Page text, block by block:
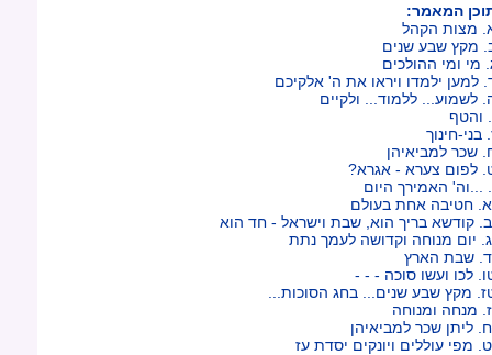
המאמר:
מצות הקהל
מקץ שבע שנים
מי ומי ההולכים
למען ילמדו ויראו את ה' אלקיכם
לשמוע... ללמוד... ולקיים
והטף
בני-חינוך
שכר למביאיהן
לפום צערא - אגרא?
...וה' האמירך היום
חטיבה אחת בעולם
קודשא בריך הוא, שבת וישראל - חד הוא
יום מנוחה וקדושה לעמך נתת
שבת הארץ
לכו ועשו סוכה - - -
מקץ שבע שנים... בחג הסוכות...
מנחה ומנוחה
ליתן שכר למביאיהן
מפי עוללים ויונקים יסדת עז